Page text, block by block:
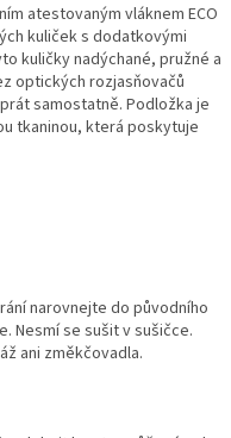
atestovaným vláknem ECO
kuliček s dodatkovými
kuličky nadýchané, pružné a
optických rozjasňovačů
samostatně. Podložka je
tkaninou, která poskytuje
narovnejte do původního
Nesmí se sušit v sušičce.
ani změkčovadla.